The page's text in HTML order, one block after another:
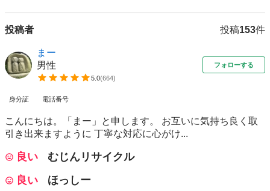
投稿者 投稿153件
まー
男性
5.0(664)
フォローする
身分証 電話番号
こんにちは。「まー」と申します。 お互いに気持ち良く取
引き出来ますように 丁寧な対応に心がけ...
良い
むじんリサイクル
良い
ほっしー